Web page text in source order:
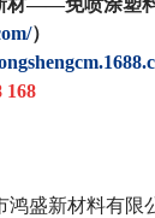
材——免喷涂塑
）
168
鸿盛新材料有限